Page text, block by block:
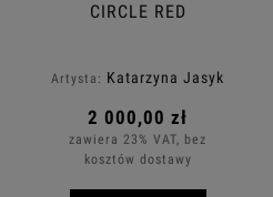
CIRCLE RED
Artysta: Katarzyna Jasyk
2 000,00 zł
zawiera 23% VAT, bez
kosztów dostawy